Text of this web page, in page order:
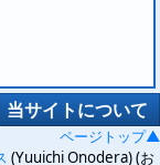
当サイトについて
ページトップ▲
(Yuuichi Onodera) (お